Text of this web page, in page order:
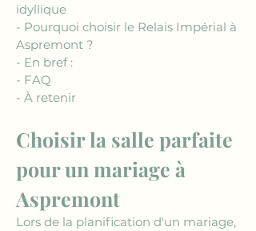
idyllique
- Pourquoi choisir le Relais Impérial à
Aspremont ?
- En bref :
- FAQ
- À retenir
Choisir la salle parfaite
pour un mariage à
Aspremont
Lors de la planification d'un mariage,